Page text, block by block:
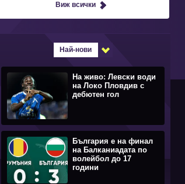
Виж всички
Най-нови
На живо: Левски води
на Локо Пловдив с
дебютен гол
България е на финал
на Балканиадата по
волейбол до 17
години